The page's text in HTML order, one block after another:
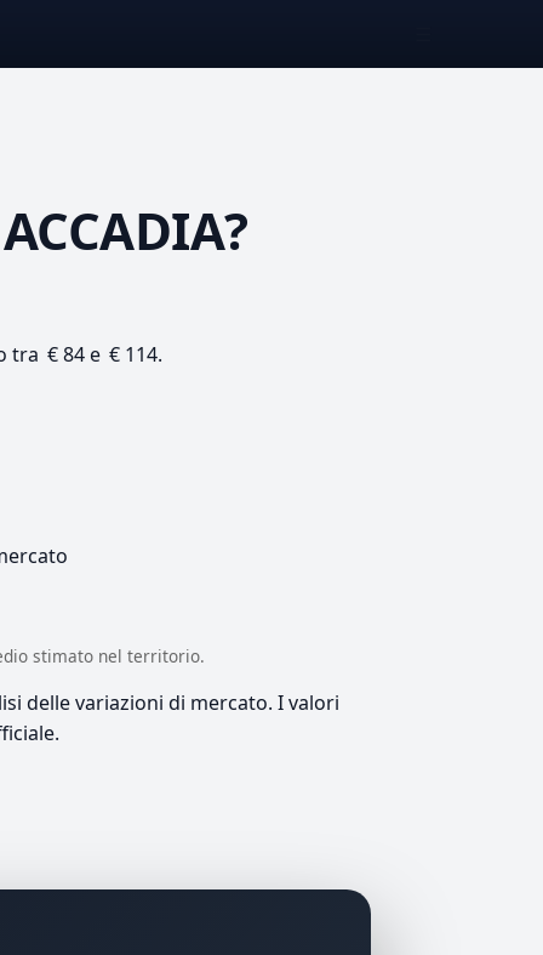
tra € 84 e € 114.
stimato nel territorio.
delle variazioni di mercato. I valori